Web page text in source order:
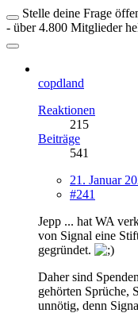
Stelle deine Frage
- über 4.800 Mitglieder
copdland
Reaktionen
215
Beiträge
541
21. Januar
#241
Jepp ... hat WA
von Signal eine
gegründet.
Daher sind
gehörten Sprüche,
unnötig, denn